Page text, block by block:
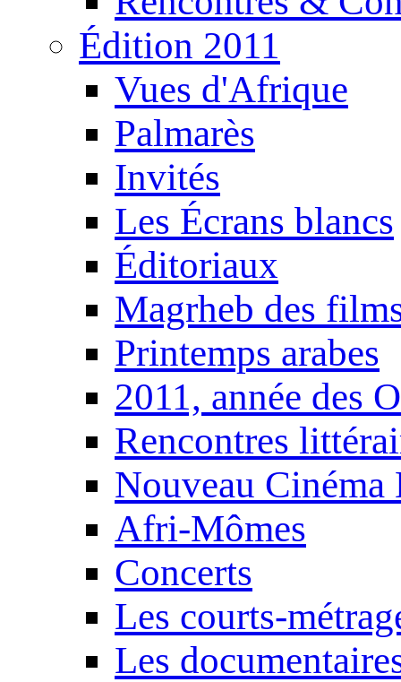
Édition 2011
Vues d'Afrique
Palmarès
Invités
Les Écrans blancs
Éditoriaux
Magrheb des
Printemps arabes
2011, année des
Rencontres
Nouveau Cinéma
Afri-Mômes
Concerts
Les courts-
Les